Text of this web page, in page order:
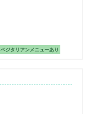
ベジタリアンメニューあり